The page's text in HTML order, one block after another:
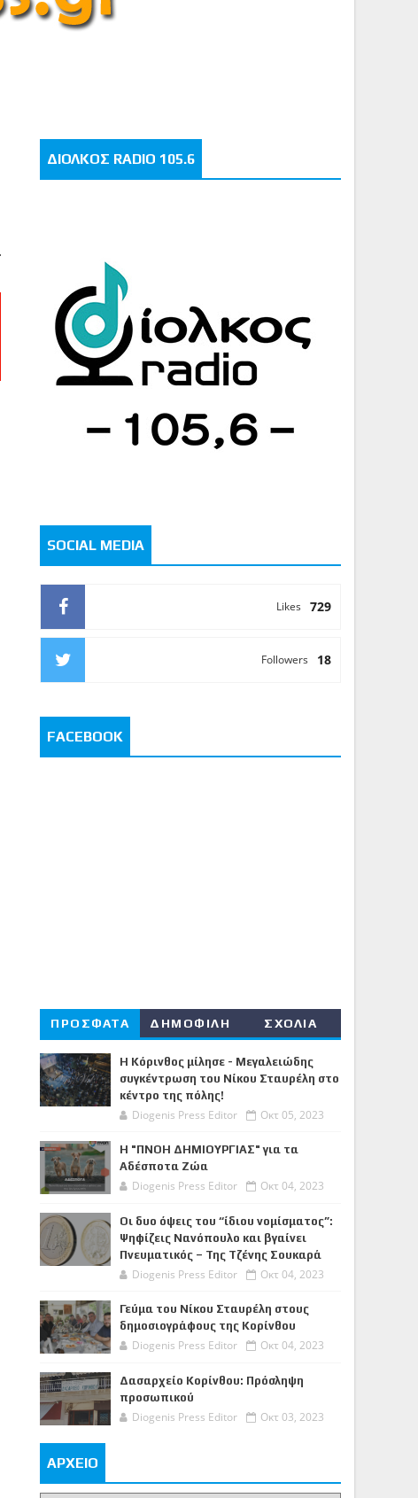
ΔΙΟΛΚΟΣ RADIO 105.6
SOCIAL MEDIA
729
Likes
18
Followers
FACEBOOK
ΠΡΟΣΦΑΤΑ ΔΗΜΟΦΙΛΗ ΣΧΟΛΙΑ
Η Κόρινθος μίλησε - Μεγαλειώδης
συγκέντρωση του Νίκου Σταυρέλη στο
κέντρο της πόλης!
Diogenis Press Editor Οκτ 05, 2023
Η "ΠΝΟΗ ΔΗΜΙΟΥΡΓΙΑΣ" για τα
Αδέσποτα Ζώα
Diogenis Press Editor Οκτ 04, 2023
Οι δυο όψεις του “ίδιου νομίσματος”:
Ψηφίζεις Νανόπουλο και βγαίνει
Πνευματικός – Της Τζένης Σουκαρά
Diogenis Press Editor Οκτ 04, 2023
Γεύμα του Νίκου Σταυρέλη στους
δημοσιογράφους της Κορίνθου
Diogenis Press Editor Οκτ 04, 2023
Δασαρχείο Κορίνθου: Πρόσληψη
προσωπικού
Diogenis Press Editor Οκτ 03, 2023
ΑΡΧΕΙΟ